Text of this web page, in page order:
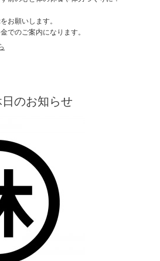
お願いします。
でのご案内になります。
のお知らせ